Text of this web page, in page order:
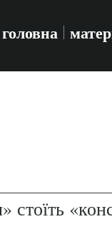
головна
стоїть